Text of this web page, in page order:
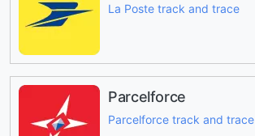
La Poste track and trace
Parcelforce
Parcelforce track and trace